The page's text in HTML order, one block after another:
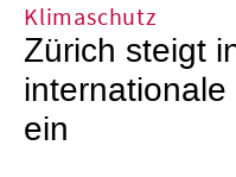
Klimaschutz
Zürich steigt
ein